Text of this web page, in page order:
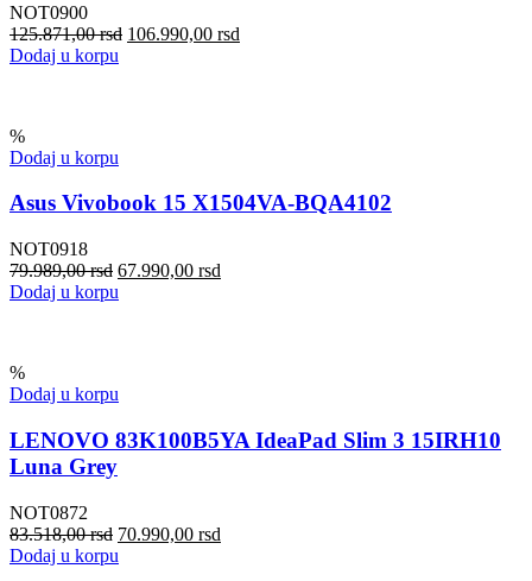
NOT0900
125.871,00rsd 106.990,00 rsd
Dodaj u korpu
%
Dodaj u korpu
Asus Vivobook 15 X1504VA-BQA4102
NOT0918
79.989,00rsd 67.990,00 rsd
Dodaj u korpu
%
Dodaj u korpu
LENOVO 83K100B5YA IdeaPad Slim 3 15IRH10
Luna Grey
NOT0872
83.518,00rsd 70.990,00 rsd
Dodaj u korpu